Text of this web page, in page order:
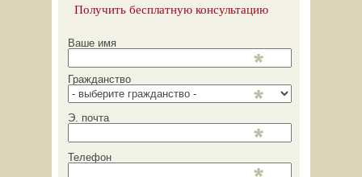
Получить бесплатную консультацию
Ваше имя
Гражданство
Э. почта
Телефон